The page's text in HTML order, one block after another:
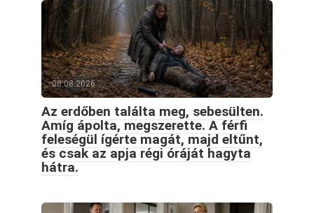
06.08.2026
Az erdőben találta meg, sebesülten.
Amíg ápolta, megszerette. A férfi
feleségül ígérte magát, majd eltűnt,
és csak az apja régi óráját hagyta
hátra.